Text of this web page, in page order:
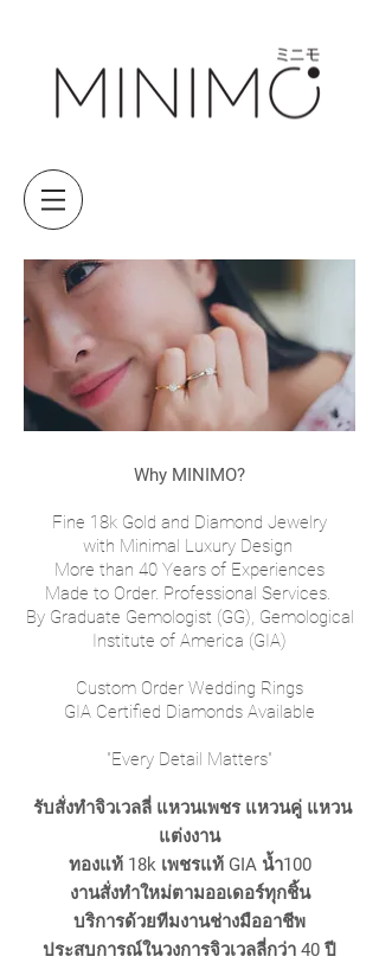
Why MINIMO?
Fine 18k Gold and Diamond Jewelry
with Minimal Luxury Design
More than 40 Years of Experiences
Made to Order. Professional Services.
By Graduate Gemologist (GG), Gemological
Institute of America (GIA)
Custom Order Wedding Rings
GIA Certified Diamonds Available
"Every Detail Matters"
รับสั่งทำจิวเวลลี่ แหวนเพชร แหวนคู่ แหวน
แต่งงาน
ทองแท้ 18k เพชรแท้ GIA น้ำ100
งานสั่งทำใหม่ตามออเดอร์ทุกชิ้น
บริการด้วยทีมงานช่างมืออาชีพ
ประสบการณ์ในวงการจิวเวลลี่กว่า 40 ปี